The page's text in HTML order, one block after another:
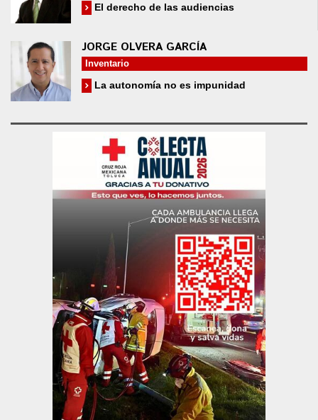
El derecho de las audiencias
JORGE OLVERA GARCÍA
Inventario
La autonomía no es impunidad